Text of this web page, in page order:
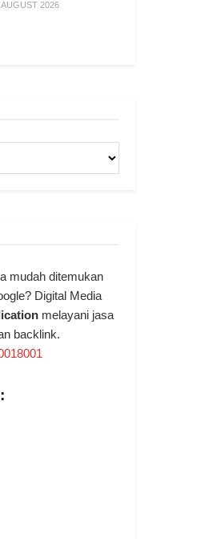
AUGUST 2026
mudah ditemukan
Digital Media
melayani jasa
backlink.